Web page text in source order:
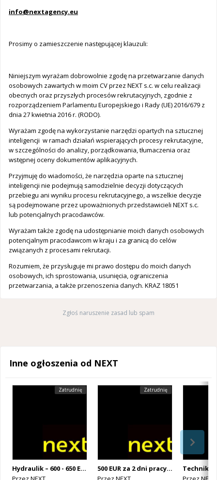
info@nextagency.eu
Prosimy o zamieszczenie następującej klauzuli:
Niniejszym wyrażam dobrowolnie zgodę na przetwarzanie danych
osobowych zawartych w moim CV przez NEXT s.c. w celu realizacji
obecnych oraz przyszłych procesów rekrutacyjnych, zgodnie z
rozporządzeniem Parlamentu Europejskiego i Rady (UE) 2016/679 z
dnia 27 kwietnia 2016 r. (RODO).
Wyrażam zgodę na wykorzystanie narzędzi opartych na sztucznej
inteligencji w ramach działań wspierających procesy rekrutacyjne,
w szczególności do analizy, porządkowania, tłumaczenia oraz
wstępnej oceny dokumentów aplikacyjnych.
Przyjmuję do wiadomości, że narzędzia oparte na sztucznej
inteligencji nie podejmują samodzielnie decyzji dotyczących
przebiegu ani wyniku procesu rekrutacyjnego, a wszelkie decyzje
są podejmowane przez upoważnionych przedstawicieli NEXT s.c.
lub potencjalnych pracodawców.
Wyrażam także zgodę na udostępnianie moich danych osobowych
potencjalnym pracodawcom w kraju i za granicą do celów
związanych z procesami rekrutacji.
Rozumiem, że przysługuje mi prawo dostępu do moich danych
osobowych, ich sprostowania, usunięcia, ograniczenia
przetwarzania, a także przenoszenia danych. KRAZ 18051
Zgłoś naruszenie zasad lub spam
Inne ogłoszenia od NEXT
Zatrudnię
Hydraulik – 600 - 650 EUR netto/40h (Holandia)
Zatrudnię
500 EUR za 2 dni pracy! Operator maszyn produkcyjnych – rozlew piwa (Belgia)